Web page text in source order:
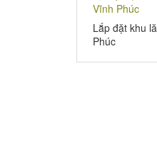
Lắp đặt khu
Phúc